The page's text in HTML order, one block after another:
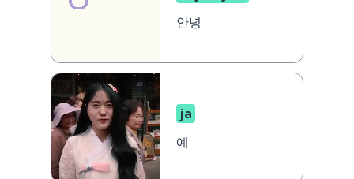
안녕
ja
예